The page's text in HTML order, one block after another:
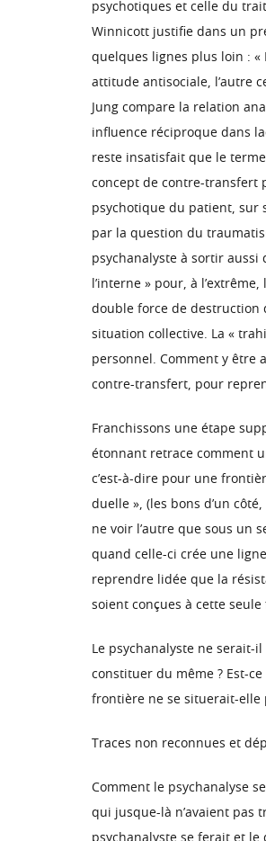
psychotiques et celle du
Winnicott justifie dans un
quelques lignes plus loin : «
attitude antisociale, l’autre
Jung compare la relation
influence réciproque dans
reste insatisfait que le
concept de contre-transfert
psychotique du patient, sur
par la question du
psychanalyste à sortir aussi
l’interne » pour, à
double force de destruction
situation collective. La «
personnel. Comment y être
contre-transfert, pour
Franchissons une étape
étonnant retrace comment
c’est-à-dire pour une
duelle », (les bons d’un
ne voir l’autre que sous un
quand celle-ci crée une
reprendre lidée que la
soient conçues à cette seule
Le psychanalyste ne serait-
constituer du même ? Est-
frontière ne se situerait-elle
Traces non reconnues et
Comment le psychanalyse
qui jusque-là n’avaient pas
psychanalyste se ferait et